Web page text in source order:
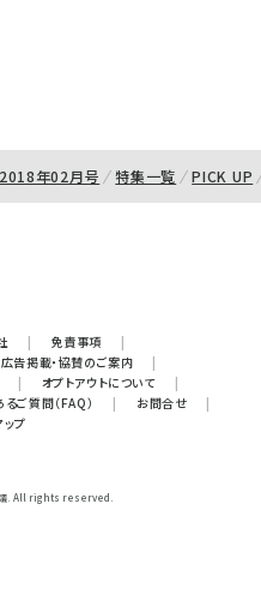
2018年02月号 特集一覧 PICK UP
| 免責事項
|
広告掲載・協賛のご案内
|
| オプトアウトについて
|
るご質問（FAQ） | お問合せ
|
ップ
. All rights reserved.